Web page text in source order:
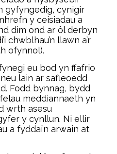
gyfyngedig, cynigir
y ceisiadau a
dim ond ar ôl derbyn
chwblhau’n llawn a’r
ofynnol).
eu bod yn ffafrio
lain ar safleoedd
Fodd bynnag, bydd
meddiannaeth yn
wrth asesu
y cynllun. Ni ellir
a fyddai’n arwain at